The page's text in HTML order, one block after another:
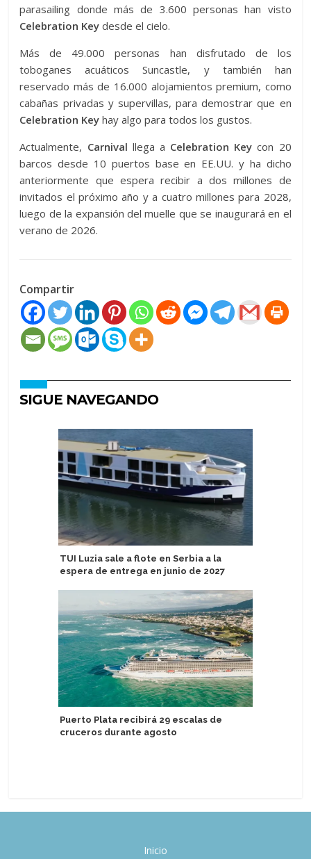
parasailing donde más de 3.600 personas han visto
Celebration Key desde el cielo.
Más de 49.000 personas han disfrutado de los
toboganes acuáticos Suncastle, y también han
reservado más de 16.000 alojamientos premium, como
cabañas privadas y supervillas, para demostrar que en
Celebration Key hay algo para todos los gustos.
Actualmente, Carnival llega a Celebration Key con 20
barcos desde 10 puertos base en EE.UU. y ha dicho
anteriormente que espera recibir a dos millones de
invitados el próximo año y a cuatro millones para 2028,
luego de la expansión del muelle que se inaugurará en el
verano de 2026.
Compartir
SIGUE NAVEGANDO
TUI Luzia sale a flote en Serbia a la
espera de entrega en junio de 2027
Puerto Plata recibirá 29 escalas de
cruceros durante agosto
Inicio